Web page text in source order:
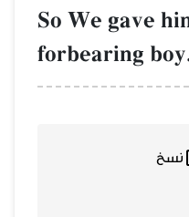
So We gave
forbearing